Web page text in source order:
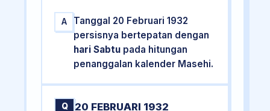
A
Tanggal 20 Februari 1932
persisnya bertepatan dengan
hari Sabtu pada hitungan
penanggalan kalender Masehi.
Q
20 FEBRUARI 1932